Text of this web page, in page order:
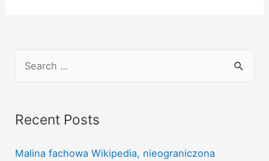
Гродно
посредников
r
h
Recent Posts
Malina fachowa Wikipedia, nieograniczona